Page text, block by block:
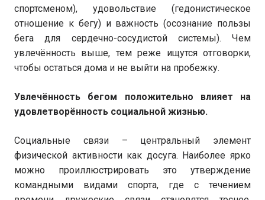
спортсменом), удовольствие (гедонистическое
отношение к бегу) и важность (осознание пользы
бега для сердечно-сосудистой системы). Чем
увлечённость выше, тем реже ищутся отговорки,
чтобы остаться дома и не выйти на пробежку.
Увлечённость бегом положительно влияет на
удовлетворённость социальной жизнью.
Социальные связи – центральный элемент
физической активности как досуга. Наиболее ярко
можно проиллюстрировать это утверждение
командными видами спорта, где с течением